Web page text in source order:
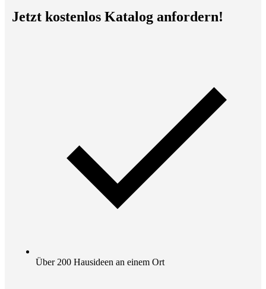
Jetzt kostenlos Katalog anfordern!
Über 200 Hausideen an einem Ort